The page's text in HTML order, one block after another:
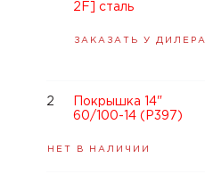
2F] сталь
ЗАКАЗАТЬ У ДИЛЕРА
Покрышка 14"
60/100-14 (P397)
НЕТ В НАЛИЧИИ
2